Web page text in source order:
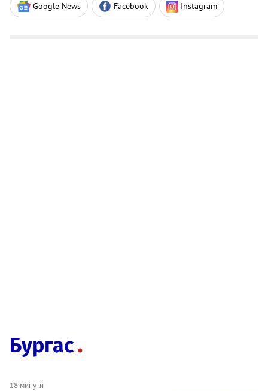
Google News Facebook Instagram
Бургас
18 минути